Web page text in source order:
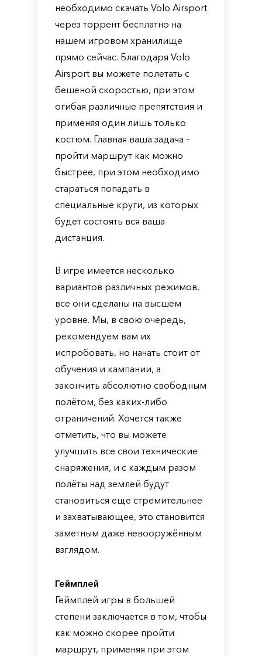
необходимо скачать Volo Airsport
через торрент бесплатно на
нашем игровом хранилище
прямо сейчас. Благодаря Volo
Airsport вы можете полетать с
бешеной скоростью, при этом
огибая различные препятствия и
применяя один лишь только
костюм. Главная ваша задача –
пройти маршрут как можно
быстрее, при этом необходимо
стараться попадать в
специальные круги, из которых
будет состоять вся ваша
дистанция.
В игре имеется несколько
вариантов различных режимов,
все они сделаны на высшем
уровне. Мы, в свою очередь,
рекомендуем вам их
испробовать, но начать стоит от
обучения и кампании, а
закончить абсолютно свободным
полётом, без каких-либо
ограничений. Хочется также
отметить, что вы можете
улучшить все свои технические
снаряжения, и с каждым разом
полёты над землей будут
становиться еще стремительнее
и захватывающее, это становится
заметным даже невооружённым
взглядом.
Геймплей
Геймплей игры в большей
степени заключается в том, чтобы
как можно скорее пройти
маршрут, применяя при этом